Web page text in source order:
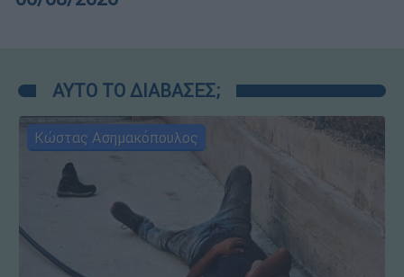
ΑΥΤΟ ΤΟ ΔΙΑΒΑΣΕΣ;
Κώστας Ασημακόπουλος